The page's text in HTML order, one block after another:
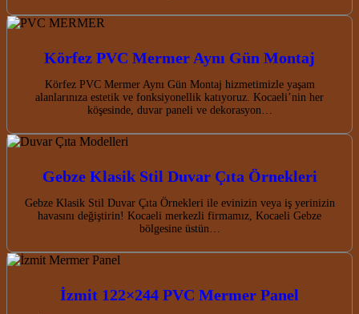
Körfez PVC Mermer Aynı Gün Montaj
Körfez PVC Mermer Aynı Gün Montaj hizmetimizle yaşam
alanlarınıza estetik ve fonksiyonellik katıyoruz. Kocaeli’nin her
köşesinde, duvar paneli ve dekorasyon…
Gebze Klasik Stil Duvar Çıta Örnekleri
Gebze Klasik Stil Duvar Çıta Örnekleri ile evinizin veya iş yerinizin
havasını değiştirin! Kocaeli merkezli firmamız, Kocaeli Gebze
bölgesine üstün…
İzmit 122×244 PVC Mermer Panel